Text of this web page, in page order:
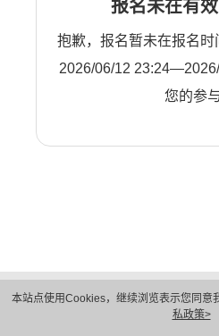
本站点使用Cookies，继续浏览表示您同意
私政策>
报名未在有
抱歉，报名暂未在报名
2026/06/12
您的参与
隐私保护